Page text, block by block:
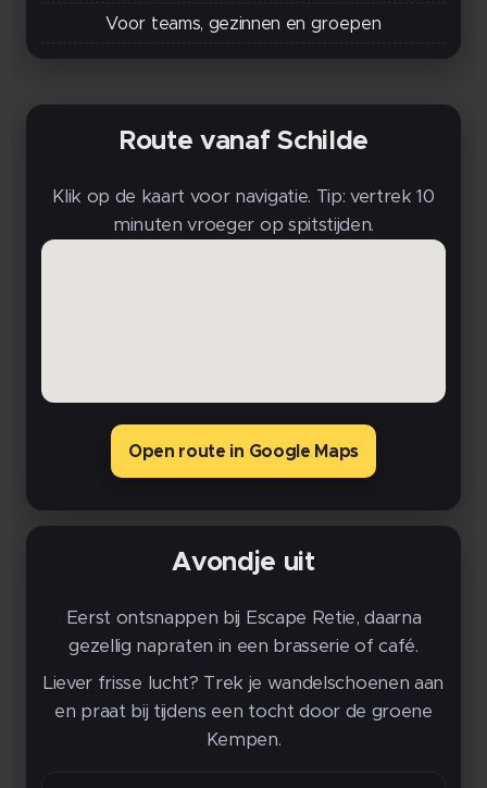
Voor teams, gezinnen en groepen
Route vanaf Schilde
Klik op de kaart voor navigatie. Tip: vertrek 10
minuten vroeger op spitstijden.
Open route in Google Maps
Avondje uit
Eerst ontsnappen bij Escape Retie, daarna
gezellig napraten in een brasserie of café.
Liever frisse lucht? Trek je wandelschoenen aan
en praat bij tijdens een tocht door de groene
Kempen.